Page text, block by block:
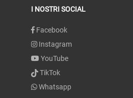
I NOSTRI SOCIAL
Facebook
Instagram
YouTube
TikTok
Whatsapp